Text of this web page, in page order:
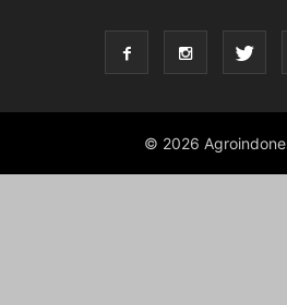
© 2026